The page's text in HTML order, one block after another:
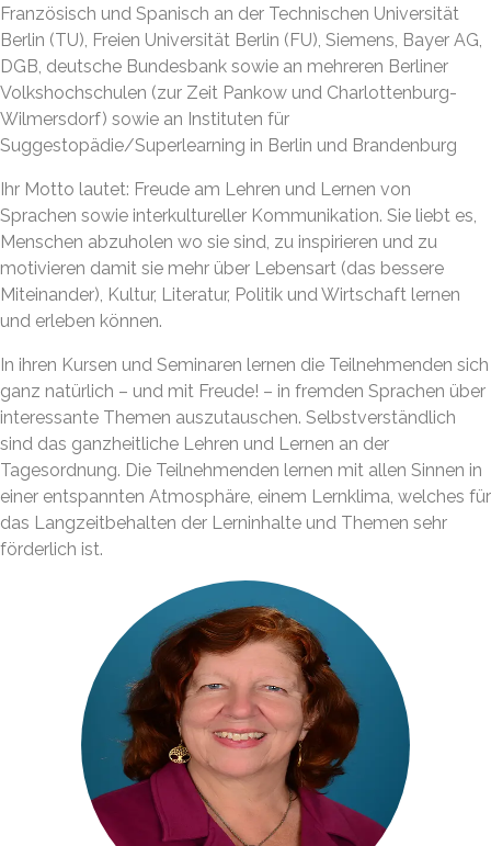
Französisch und Spanisch an der Technischen Universität
Berlin (TU), Freien Universität Berlin (FU), Siemens, Bayer AG,
DGB, deutsche Bundesbank sowie an mehreren Berliner
Volkshochschulen (zur Zeit Pankow und Charlottenburg-
Wilmersdorf) sowie an Instituten für
Suggestopädie/Superlearning in Berlin und Brandenburg
Ihr Motto lautet: Freude am Lehren und Lernen von
Sprachen sowie interkultureller Kommunikation. Sie liebt es,
Menschen abzuholen wo sie sind, zu inspirieren und zu
motivieren damit sie mehr über Lebensart (das bessere
Miteinander), Kultur, Literatur, Politik und Wirtschaft lernen
und erleben können.
In ihren Kursen und Seminaren lernen die Teilnehmenden sich
ganz natürlich – und mit Freude! – in fremden Sprachen über
interessante Themen auszutauschen. Selbstverständlich
sind das ganzheitliche Lehren und Lernen an der
Tagesordnung. Die Teilnehmenden lernen mit allen Sinnen in
einer entspannten Atmosphäre, einem Lernklima, welches für
das Langzeitbehalten der Lerninhalte und Themen sehr
förderlich ist.